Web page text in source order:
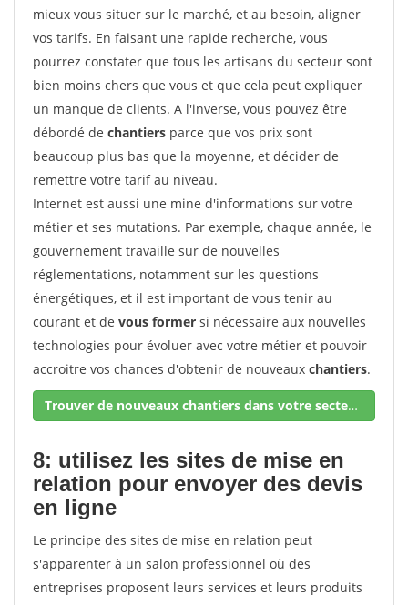
mieux vous situer sur le marché, et au besoin, aligner
vos tarifs. En faisant une rapide recherche, vous
pourrez constater que tous les artisans du secteur sont
bien moins chers que vous et que cela peut expliquer
un manque de clients. A l'inverse, vous pouvez être
débordé de chantiers parce que vos prix sont
beaucoup plus bas que la moyenne, et décider de
remettre votre tarif au niveau.
Internet est aussi une mine d'informations sur votre
métier et ses mutations. Par exemple, chaque année, le
gouvernement travaille sur de nouvelles
réglementations, notamment sur les questions
énergétiques, et il est important de vous tenir au
courant et de vous former si nécessaire aux nouvelles
technologies pour évoluer avec votre métier et pouvoir
accroitre vos chances d'obtenir de nouveaux chantiers.
Trouver de nouveaux chantiers dans votre secteur !
8: utilisez les sites de mise en
relation pour envoyer des devis
en ligne
Le principe des sites de mise en relation peut
s'apparenter à un salon professionnel où des
entreprises proposent leurs services et leurs produits